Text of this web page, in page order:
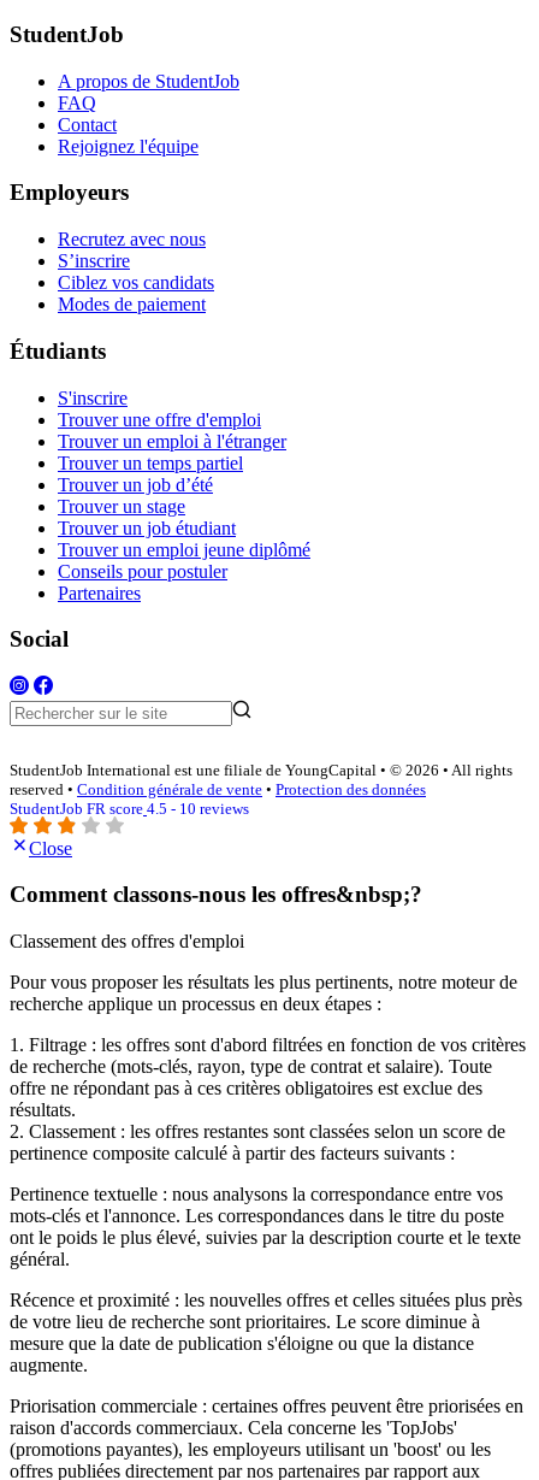
StudentJob
A propos de StudentJob
FAQ
Contact
Rejoignez l'équipe
Employeurs
Recrutez avec nous
S’inscrire
Ciblez vos candidats
Modes de paiement
Étudiants
S'inscrire
Trouver une offre d'emploi
Trouver un emploi à l'étranger
Trouver un temps partiel
Trouver un job d’été
Trouver un stage
Trouver un job étudiant
Trouver un emploi jeune diplômé
Conseils pour postuler
Partenaires
Social
StudentJob International est une filiale de YoungCapital • © 2026 • All rights
reserved • Condition générale de vente • Protection des données
StudentJob FR score 4.5 - 10 reviews
Close
Comment classons-nous les offres&nbsp;?
Classement des offres d'emploi
Pour vous proposer les résultats les plus pertinents, notre moteur de
recherche applique un processus en deux étapes :
1. Filtrage : les offres sont d'abord filtrées en fonction de vos critères
de recherche (mots-clés, rayon, type de contrat et salaire). Toute
offre ne répondant pas à ces critères obligatoires est exclue des
résultats.
2. Classement : les offres restantes sont classées selon un score de
pertinence composite calculé à partir des facteurs suivants :
Pertinence textuelle : nous analysons la correspondance entre vos
mots-clés et l'annonce. Les correspondances dans le titre du poste
ont le poids le plus élevé, suivies par la description courte et le texte
général.
Récence et proximité : les nouvelles offres et celles situées plus près
de votre lieu de recherche sont prioritaires. Le score diminue à
mesure que la date de publication s'éloigne ou que la distance
augmente.
Priorisation commerciale : certaines offres peuvent être priorisées en
raison d'accords commerciaux. Cela concerne les 'TopJobs'
(promotions payantes), les employeurs utilisant un 'boost' ou les
offres publiées directement par nos partenaires par rapport aux